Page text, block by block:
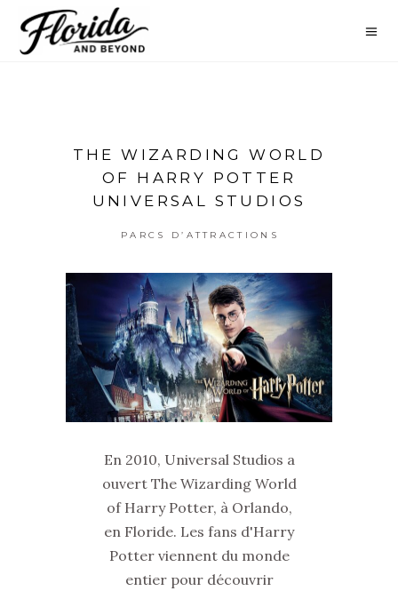
THE WIZARDING WORLD
OF HARRY POTTER
UNIVERSAL STUDIOS
PARCS D’ATTRACTIONS
En 2010, Universal Studios a
ouvert The Wizarding World
of Harry Potter, à Orlando,
en Floride. Les fans d'Harry
Potter viennent du monde
entier pour découvrir